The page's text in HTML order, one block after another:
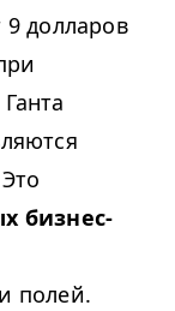
долларов
бизнес-
полей.